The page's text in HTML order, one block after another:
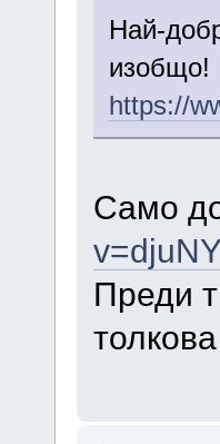
Най-
изобщо!
https://
Само
Преди